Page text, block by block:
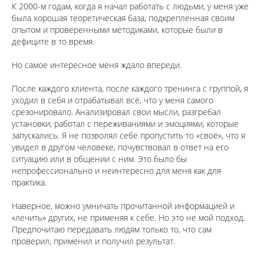
К 2000-м годам, когда я начал работать с людьми, у меня уже
была хорошая теоретическая база, подкрепленная своим
опытом и проверенными методиками, которые были в
дефиците в то время.
Но самое интересное меня ждало впереди.
После каждого клиента, после каждого тренинга с группой, я
уходил в себя и отрабатывал всё, что у меня самого
срезонировало. Анализировал свои мысли, разгребал
установки, работал с переживаниями и эмоциями, которые
запускались. Я не позволял себе пропустить то «своё», что я
увидел в другом человеке, почувствовал в ответ на его
ситуацию или в общении с ним. Это было бы
непрофессионально и неинтересно для меня как для
практика.
Наверное, можно умничать прочитанной информацией и
«лечить» других, не применяя к себе. Но это не мой подход.
Предпочитаю передавать людям только то, что сам
проверил, применил и получил результат.